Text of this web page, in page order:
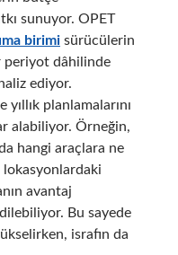
sunuyor. OPET
birimisürücülerin
periyot dâhilinde
ediyor.
planlamalarını
alabiliyor. Örneğin,
hangi araçlara ne
lokasyonlardaki
avantaj
Bu sayede
israfın da